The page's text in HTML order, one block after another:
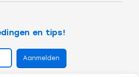
en tips!